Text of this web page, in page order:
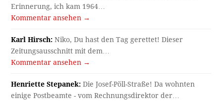
Erinnerung, ich kam 1964…
Kommentar ansehen →
Karl Hirsch: Niko, Du hast den Tag gerettet! Dieser
Zeitungsausschnitt mit dem…
Kommentar ansehen →
Henriette Stepanek: Die Josef-Pöll-Straße! Da wohnten
einige Postbeamte - vom Rechnungsdirektor der…